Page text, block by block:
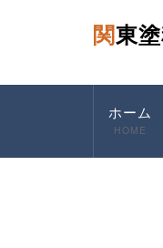
関東
ホーム
HOME